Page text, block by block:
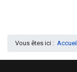
Vous êtes ici : Accueil